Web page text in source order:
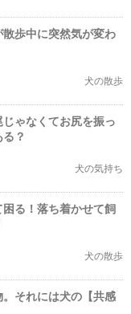
歩中に突然気が変わ
犬の散歩
ゃなくてお尻を振っ
？
犬の気持ち
る！落ち着かせて飼
犬の散歩
それには犬の【共感